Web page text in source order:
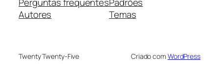
Perguntas frequentes
Autores
Padrões
Temas
Twenty Twenty-Five Criado com WordPress